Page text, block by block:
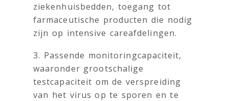
ziekenhuisbedden, toegang tot
farmaceutische producten die nodig
zijn op intensive careafdelingen.
3. Passende monitoringcapaciteit,
waaronder grootschalige
testcapaciteit om de verspreiding
van het virus op te sporen en te